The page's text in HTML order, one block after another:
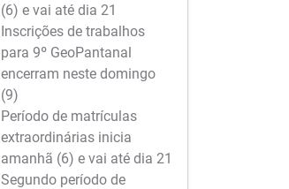
(6) e vai até dia 21
Inscrições de trabalhos
para 9º GeoPantanal
encerram neste domingo
(9)
Período de matrículas
extraordinárias inicia
amanhã (6) e vai até dia 21
Segundo período de